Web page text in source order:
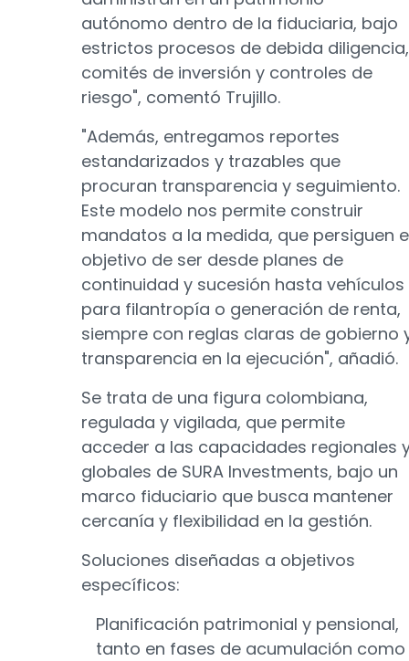
autónomo dentro de la fiduciaria, bajo
estrictos procesos de debida diligencia,
comités de inversión y controles de
riesgo", comentó Trujillo.
"Además, entregamos reportes
estandarizados y trazables que
procuran transparencia y seguimiento.
Este modelo nos permite construir
mandatos a la medida, que persiguen
objetivo de ser desde planes de
continuidad y sucesión hasta vehículos
para filantropía o generación de renta,
siempre con reglas claras de gobierno
transparencia en la ejecución", añadió.
Se trata de una figura colombiana,
regulada y vigilada, que permite
acceder a las capacidades regionales
globales de SURA Investments, bajo un
marco fiduciario que busca mantener
cercanía y flexibilidad en la gestión.
Soluciones diseñadas a objetivos
específicos:
Planificación patrimonial y pensional,
tanto en fases de acumulación como